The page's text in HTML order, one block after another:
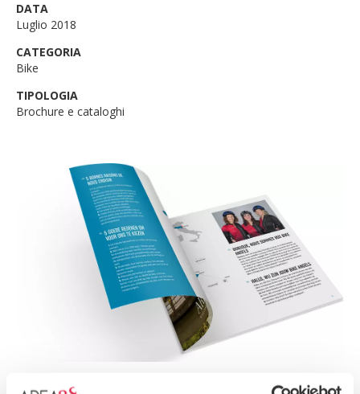
DATA
Luglio 2018
CATEGORIA
Bike
TIPOLOGIA
Brochure e cataloghi